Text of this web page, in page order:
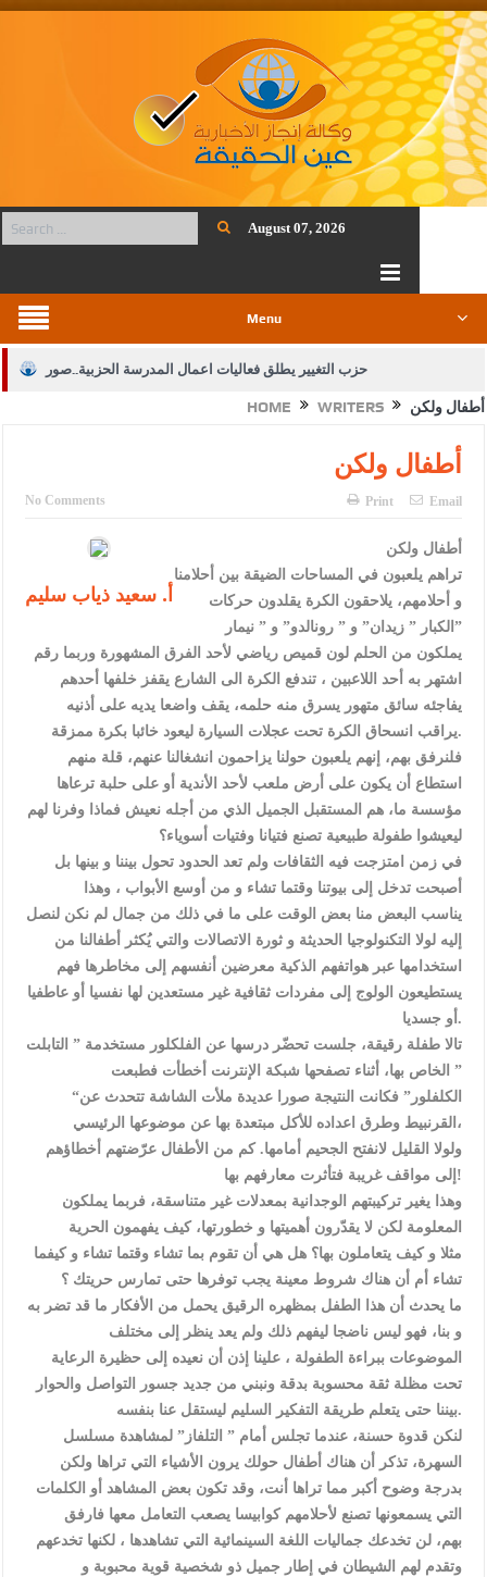
August 07, 2026
Menu
حزب التغيير يطلق فعاليات اعمال المدرسة الحزبية..صور
الجيش يفتح باب التجنيد لحملة البكالوريوس في الحقوق والقانون
بيان اجتماع عمّان:دعم الوصاية الهاشمية التاريخية على المقدسات
النواب يقر مشروع تعديل قانون الملكية العقارية
القاضي يلتقي رؤساء تحرير الصحف اليومية ويؤكد حرص مجلس النواب
على شراكة فاعلة مع الإعلام
دعوة المكلفين بخدمة العلم (الدفعة الثالثة) إلى مراجعة منصة خدمة
العلم
الملك يلتقي مجموعة من رفاق السلاح
الملك يتلقى اتصالا هاتفيا من العاهل البحريني
القاضي محمود أحمد فريحات.. مبارك ومزيدا من التوفيق
HOME WRITERS أطفال ولكن
أطفال ولكن
No Comments Print Email
أ. سعيد ذياب سليم
أطفال ولكن
تراهم يلعبون في المساحات الضيقة بين أحلامنا
و أحلامهم، يلاحقون الكرة يقلدون حركات
الكبار ” زيدان” و ” رونالدو” و ” نيمار”
يملكون من الحلم لون قميص رياضي لأحد الفرق المشهورة وربما رقم
اشتهر به أحد اللاعبين ، تندفع الكرة الى الشارع يقفز خلفها أحدهم
يفاجئه سائق متهور يسرق منه حلمه، يقف واضعا يديه على أذنيه
يراقب انسحاق الكرة تحت عجلات السيارة ليعود خائبا بكرة ممزقة.
فلنرفق بهم، إنهم يلعبون حولنا يزاحمون انشغالنا عنهم، قلة منهم
استطاع أن يكون على أرض ملعب لأحد الأندية أو على حلبة ترعاها
مؤسسة ما، هم المستقبل الجميل الذي من أجله نعيش فماذا وفرنا لهم
ليعيشوا طفولة طبيعية تصنع فتيانا وفتيات أسوياء؟
في زمن امتزجت فيه الثقافات ولم تعد الحدود تحول بيننا و بينها بل
أصبحت تدخل إلى بيوتنا وقتما تشاء و من أوسع الأبواب ، وهذا
يناسب البعض منا بعض الوقت على ما في ذلك من جمال لم نكن لنصل
إليه لولا التكنولوجيا الحديثة و ثورة الاتصالات والتي يُكثر أطفالنا من
استخدامها عبر هواتفهم الذكية معرضين أنفسهم إلى مخاطرها فهم
يستطيعون الولوج إلى مفردات ثقافية غير مستعدين لها نفسيا أو عاطفيا
أو جسديا.
تالا طفلة رقيقة، جلست تحضّر درسها عن الفلكلور مستخدمة ” التابلت
” الخاص بها، أثناء تصفحها شبكة الإنترنت أخطأت فطبعت
“الكلفلور” فكانت النتيجة صورا عديدة ملأت الشاشة تتحدث عن
القرنبيط وطرق اعداده للأكل مبتعدة بها عن موضوعها الرئيسي،
ولولا القليل لانفتح الجحيم أمامها. كم من الأطفال عرّضتهم أخطاؤهم
إلى مواقف غريبة فتأثرت معارفهم بها!
وهذا يغير تركيبتهم الوجدانية بمعدلات غير متناسقة، فربما يملكون
المعلومة لكن لا يقدّرون أهميتها و خطورتها، كيف يفهمون الحرية
مثلا و كيف يتعاملون بها؟ هل هي أن تقوم بما تشاء وقتما تشاء و كيفما
تشاء أم أن هناك شروط معينة يجب توفرها حتى تمارس حريتك ؟
ما يحدث أن هذا الطفل بمظهره الرقيق يحمل من الأفكار ما قد تضر به
و بنا، فهو ليس ناضجا ليفهم ذلك ولم يعد ينظر إلى مختلف
الموضوعات ببراءة الطفولة ، علينا إذن أن نعيده إلى حظيرة الرعاية
تحت مظلة ثقة محسوبة بدقة ونبني من جديد جسور التواصل والحوار
بيننا حتى يتعلم طريقة التفكير السليم ليستقل عنا بنفسه.
لنكن قدوة حسنة، عندما تجلس أمام ” التلفاز” لمشاهدة مسلسل
السهرة، تذكر أن هناك أطفال حولك يرون الأشياء التي تراها ولكن
بدرجة وضوح أكبر مما تراها أنت، وقد تكون بعض المشاهد أو الكلمات
التي يسمعونها تصنع لأحلامهم كوابيسا يصعب التعامل معها فارفق
بهم، لن تخدعك جماليات اللغة السينمائية التي تشاهدها ، لكنها تخدعهم
وتقدم لهم الشيطان في إطار جميل ذو شخصية قوية محبوبة و